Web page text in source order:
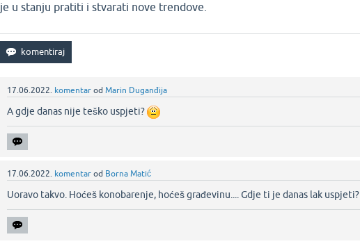
je u stanju pratiti i stvarati nove trendove.
17.06.2022. komentar odMarin Duganđija
A gdje danas nije teško uspjeti?
17.06.2022. komentar od Borna Matić
Uoravo takvo. Hoćeš konobarenje, hoćeš građevinu.... Gdje ti je danas lak uspjeti?‌